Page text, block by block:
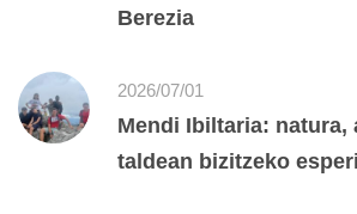
Berezia
2026/07/01
Mendi Ibiltaria: natura,
taldean bizitzeko